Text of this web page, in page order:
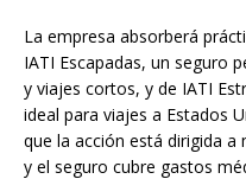
La empresa absorberá
IATI Escapadas, un seguro
y viajes cortos, y de IATI
ideal para viajes a Estados
que la acción está dirigida a
y el seguro cubre gastos